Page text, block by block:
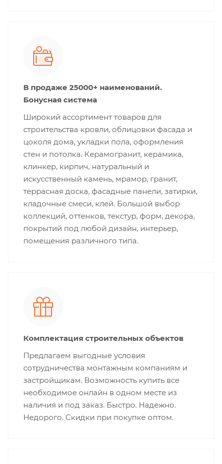
В продаже 25000+ наименований.
Бонусная система
Широкий ассортимент товаров для
строительства кровли, облицовки фасада и
цоколя дома, укладки пола, оформления
стен и потолка. Керамогранит, керамика,
клинкер, кирпич, натуральный и
искусственный камень, мрамор, гранит,
террасная доска, фасадные панели, затирки,
кладочные смеси, клей. Большой выбор
коллекций, оттенков, текстур, форм, декора,
покрытий под любой дизайн, интерьер,
помещения различного типа.
Комплектация строительных объектов
Предлагаем выгодные условия
сотрудничества монтажным компаниям и
застройщикам. Возможность купить все
необходимое онлайн в одном месте из
наличия и под заказ. Быстро. Надежно.
Недорого. Скидки при покупке оптом.